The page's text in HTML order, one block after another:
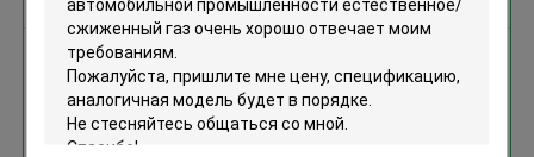
Водяное охлаждение машины
для производства бумажных
ламинатов пламени